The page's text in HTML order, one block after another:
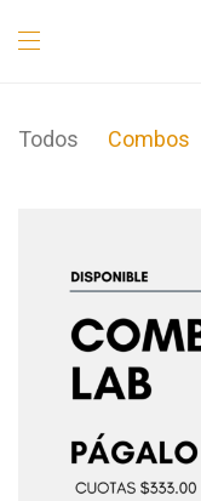
Todos Combos